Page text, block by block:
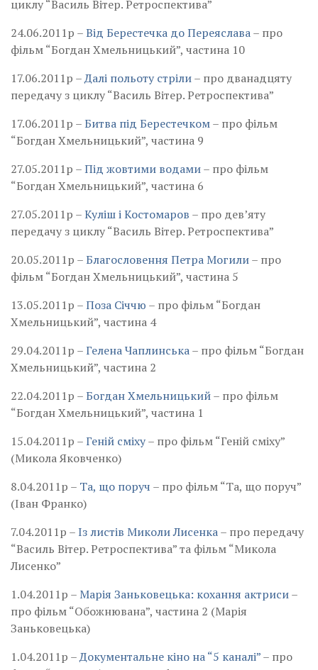
циклу “Василь Вітер. Ретроспектива”
24.06.2011р –Від Берестечка до Переяслава– про
фільм “Богдан Хмельницький”, частина 10
17.06.2011р –Далі польоту стріли– про дванадцяту
передачу з циклу “Василь Вітер. Ретроспектива”
17.06.2011р –Битва під Берестечком– про фільм
“Богдан Хмельницький”, частина 9
27.05.2011р –Під жовтими водами– про фільм
“Богдан Хмельницький”, частина 6
27.05.2011р –Куліш і Костомаров – про дев’яту
передачу з циклу “Василь Вітер. Ретроспектива”
20.05.2011р –Благословення Петра Могили– про
фільм “Богдан Хмельницький”, частина 5
13.05.2011р –Поза Січчю – про фільм “Богдан
Хмельницький”, частина 4
29.04.2011р –Гелена Чаплинська– про фільм “Богдан
Хмельницький”, частина 2
22.04.2011р –Богдан Хмельницький– про фільм
“Богдан Хмельницький”, частина 1
15.04.2011р –Геній сміху– про фільм “Геній сміху”
(Микола Яковченко)
8.04.2011р – Та, що поруч – про фільм “Та, що поруч”
(Іван Франко)
7.04.2011р –Із листів Миколи Лисенка– про передачу
“Василь Вітер. Ретроспектива” та фільм “Микола
Лисенко”
1.04.2011р – Марія Заньковецька: кохання актриси–
про фільм “Обожнювана”, частина 2 (Марія
Заньковецька)
1.04.2011р –Документальне кіно на “5 каналі”– про